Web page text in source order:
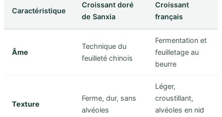
Caractéristique
Croissant doré
de Sanxia
Croissant
français
Âme
Technique du
feuilleté chinois
Fermentation et
feuilletage au
beurre
Texture
Ferme, dur, sans
alvéoles
Léger,
croustillant,
alvéoles en nid